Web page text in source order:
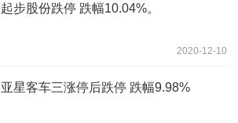
起步股份跌停 跌幅10.04%。
2020-12-10
亚星客车三涨停后跌停 跌幅9.98%